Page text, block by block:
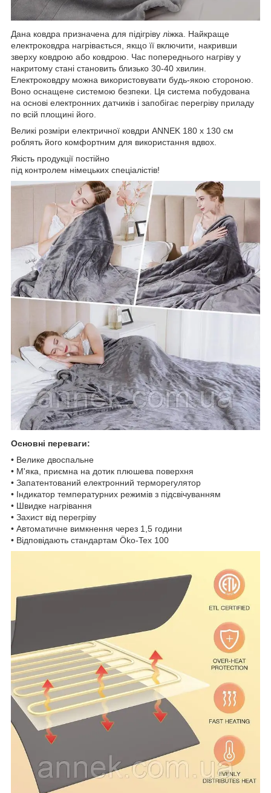
Дана ковдра призначена для підігріву ліжка. Найкраще
електроковдра нагрівається, якщо її включити, накривши
зверху ковдрою або ковдрою. Час попереднього нагріву у
накритому стані становить близько 30-40 хвилин.
Електроковдру можна використовувати будь-якою стороною.
Воно оснащене системою безпеки. Ця система побудована
на основі електронних датчиків і запобігає перегріву приладу
по всій площині його.
Великі розміри електричної ковдри ANNEK 180 x 130 см
роблять його комфортним для використання вдвох.
Якість продукції постійно
під контролем німецьких спеціалістів!
Основні переваги:
• Велике двоспальне
• М'яка, приємна на дотик плюшева поверхня
• Запатентований електронний терморегулятор
• Індикатор температурних режимів з підсвічуванням
• Швидке нагрівання
• Захист від перегріву
• Автоматичне вимкнення через 1,5 години
• Відповідають стандартам Öko-Tex 100